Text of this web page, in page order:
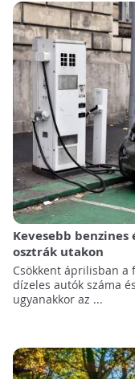
Kevesebb
osztrák utakon
Csökkent áprilisban a
dízeles autók száma
ugyanakkor az ...